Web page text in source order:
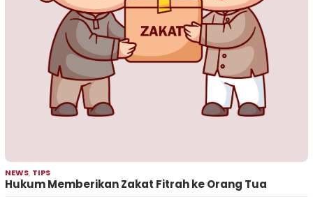
NEWS, TIPS
Hukum Memberikan Zakat Fitrah ke Orang Tua